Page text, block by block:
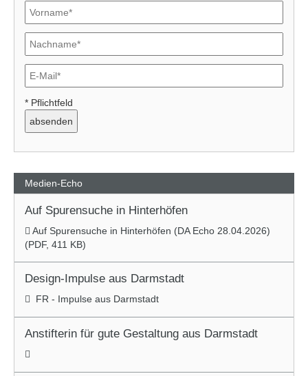
* Pflichtfeld
Medien-Echo
Auf Spurensuche in Hinterhöfen
Auf Spurensuche in Hinterhöfen (DA Echo 28.04.2026)
(PDF, 411 KB)
Design-Impulse aus Darmstadt
FR - Impulse aus Darmstadt
Anstifterin für gute Gestaltung aus Darmstadt